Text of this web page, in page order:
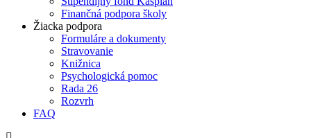
Finančná podpora školy
Žiacka podpora
Formuláre a dokumenty
Stravovanie
Knižnica
Psychologická pomoc
Rada 26
Rozvrh
FAQ